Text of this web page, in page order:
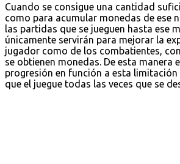
Cuando se consigue una cantidad
como para acumular monedas de ese
las partidas que se jueguen hasta ese
únicamente servirán para mejorar la
jugador como de los combatientes,
se obtienen monedas. De esta manera
progresión en función a esta limitación
que el juegue todas las veces que se